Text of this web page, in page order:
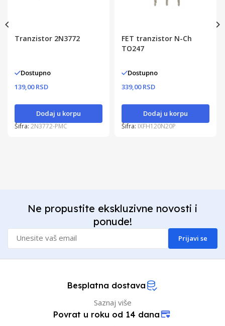
Tranzistor 2N3772
Dostupno
139,00 RSD
Dodaj u korpu
Šifra:2N3772-PMC
FET tranzistor N-Ch
TO247
Dostupno
339,00 RSD
Dodaj u korpu
Šifra: IXFH120N20P
Ne propustite ekskluzivne novosti i
ponude!
Prijavi se
Besplatna dostava
Saznaj više
Povrat u roku od 14 dana